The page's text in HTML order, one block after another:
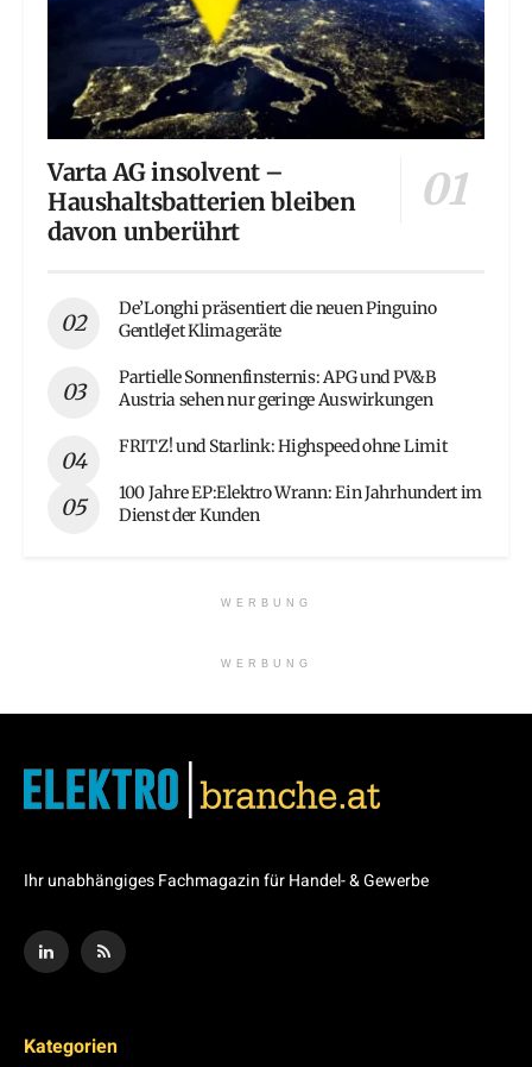
Varta AG insolvent –
Haushaltsbatterien bleiben
davon unberührt
De’Longhi präsentiert die neuen Pinguino
GentleJet Klimageräte
Partielle Sonnenfinsternis: APG und PV&B
Austria sehen nur geringe Auswirkungen
FRITZ! und Starlink: Highspeed ohne Limit
100 Jahre EP:Elektro Wrann: Ein Jahrhundert im
Dienst der Kunden
WERBUNG
WERBUNG
Ihr unabhängiges Fachmagazin für Handel- & Gewerbe
Kategorien